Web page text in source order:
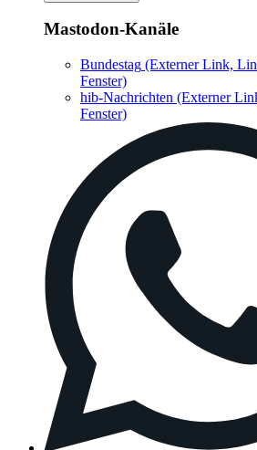
Mastodon-Kanäle
Bundestag (Externer Link,
Fenster)
hib-Nachrichten (Externer
Fenster)